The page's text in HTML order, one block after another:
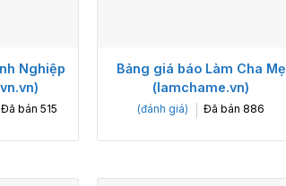
Nghiệp
Đã bán 515
Bảng giá báo Làm Cha Mẹ
(lamchame.vn)
(đánh giá) Đã bán 886